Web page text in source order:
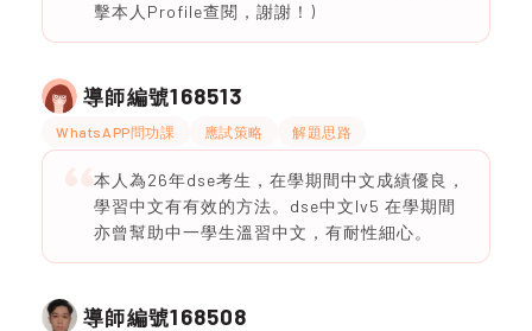
擊本人Profile查閱，謝謝！)
導師編號168513
WhatsAPP問功課 應試策略 解題思路
本人為26年dse考生，在學期間中文成績優良，
學習中文有有效的方法。dse中文lv5 在學期間
亦曾幫助中一學生溫習中文，有耐性細心。
導師編號168508